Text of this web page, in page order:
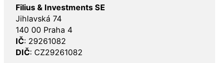
Filius & Investments SE
Jihlavská 74
140 00 Praha 4
IČ: 29261082
DIČ: CZ29261082